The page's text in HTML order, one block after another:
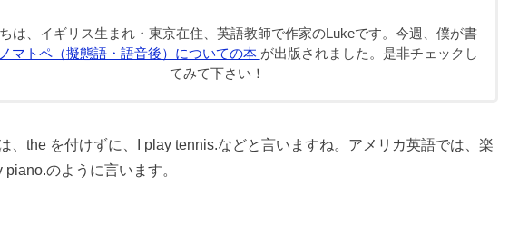
は、イギリス生まれ・東京在住、英語教師で作家のLukeです。今週、僕が書
マトペ（擬態語・語音後）についての本 が出版されました。是非チェックし
てみて下さい！
、the を付けずに、I play tennis.などと言いますね。アメリカ英語では、楽
のように言います。